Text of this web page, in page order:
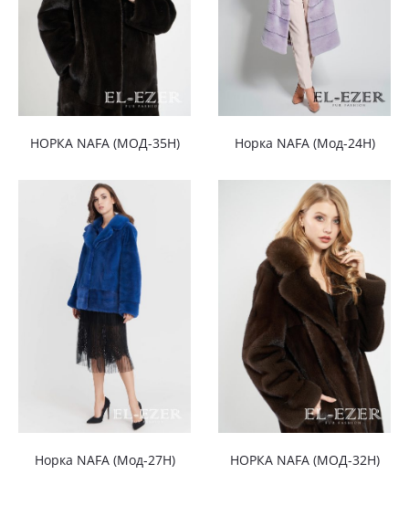
НОРКА NAFA (МОД-35Н) Норка NAFA (Мод-24Н)
Норка NAFA (Мод-27Н) НОРКА NAFA (МОД-32Н)